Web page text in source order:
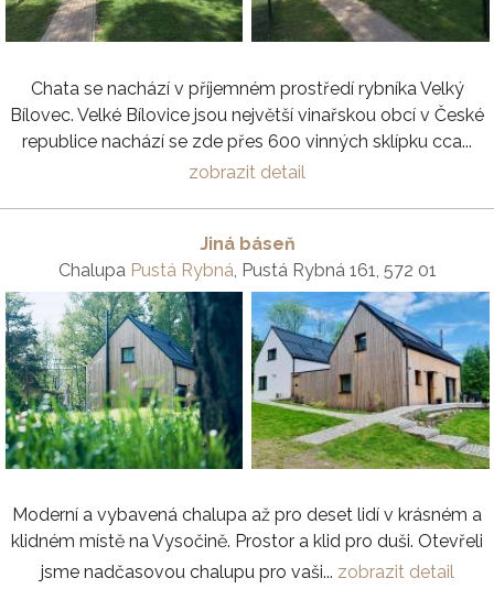
Chata se nachází v příjemném prostředí rybníka Velký
Bílovec. Velké Bílovice jsou největší vinařskou obcí v České
republice nachází se zde přes 600 vinných sklípku cca...
zobrazit detail
Jiná báseň
Chalupa Pustá Rybná , Pustá Rybná 161, 572 01
Moderní a vybavená chalupa až pro deset lidí v krásném a
klidném místě na Vysočině. Prostor a klid pro duši. Otevřeli
jsme nadčasovou chalupu pro vaši... zobrazit detail